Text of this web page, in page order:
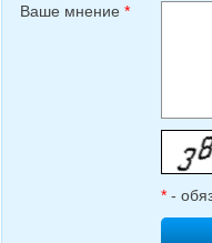
Ваше мнение *
* -